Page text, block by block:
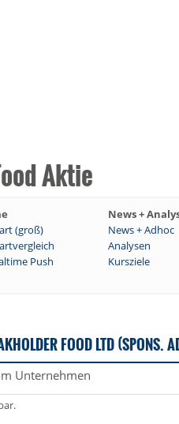
Aktie
News +
(groß) News + Adhoc
Analysen
Push Kursziele
FOOD LTD (SPONS.
Unternehmen